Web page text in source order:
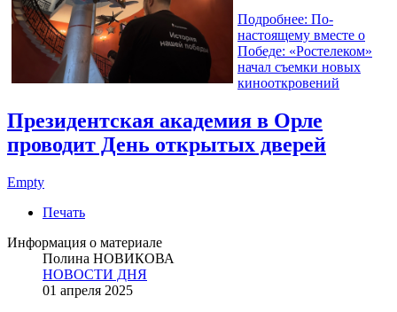
Подробнее: По-
настоящему вместе о
Победе: «Ростелеком»
начал съемки новых
кинооткровений
Президентская академия в Орле
проводит День открытых дверей
Empty
Печать
Информация о материале
Полина НОВИКОВА
НОВОСТИ ДНЯ
01 апреля 2025